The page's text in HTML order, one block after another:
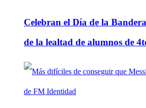
Celebran el Día de la
de la lealtad de alumnos de